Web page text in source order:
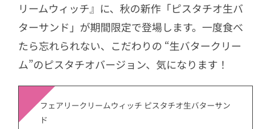
リームウィッチ』に、秋の新作「ピスタチオ生バ
ターサンド」が期間限定で登場します。一度食べ
たら忘れられない、こだわりの “生バタークリー
ム”のピスタチオバージョン、気になります！
フェアリークリームウィッチ ピスタチオ生バターサン
ド